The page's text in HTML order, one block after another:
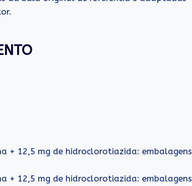
+ 12,5 mg de hidroclorotiazida: embalagens
+ 12,5 mg de hidroclorotiazida: embalagens